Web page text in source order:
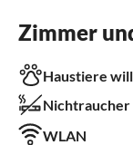
Zimmer
Haustiere
Nichtraucher
WLAN